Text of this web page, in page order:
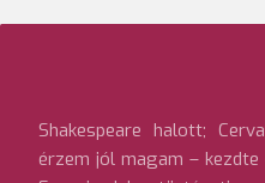
lapozása
Shakespeare halott;
érzem jól magam –